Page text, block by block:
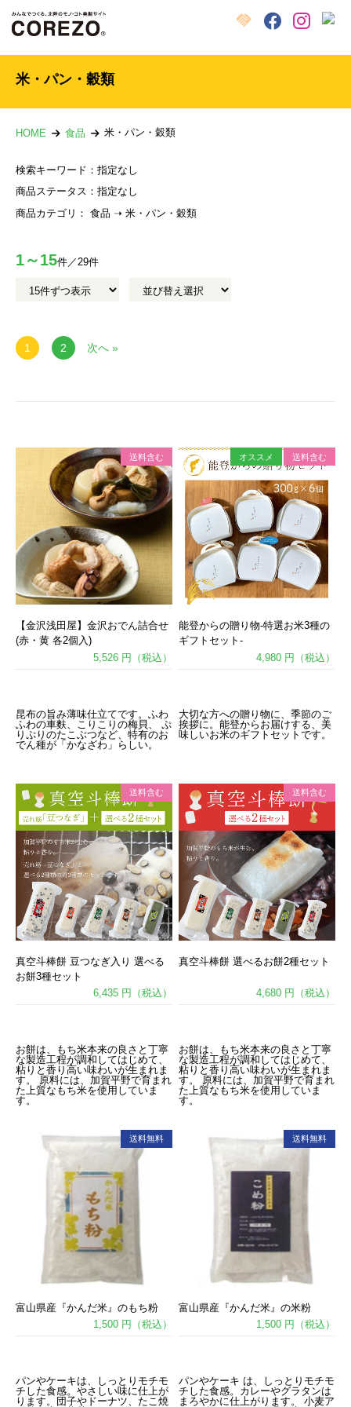
クラウドファンディング
FacebookInstagram
X
米・パン・穀類
HOME 食品 米・パン・穀類
検索キーワード： 指定なし
商品ステータス： 指定なし
商品カテゴリ： 食品 ➝ 米・パン・穀類
1～15件／29件
1 2 次へ »
送料含む
【金沢浅田屋】金沢おでん詰合せ
(赤・黄 各2個入)
5,526 円（税込）
昆布の旨み薄味仕立てです。ふわ
ふわの車麩、こりこりの梅貝、 ぷ
りぷりのたこぶつなど、特有のお
でん種が「かなざわ」らしい。
オススメ 送料含む
能登からの贈り物-特選お米3種の
ギフトセット-
4,980 円（税込）
大切な方への贈り物に、季節のご
挨拶に。能登からお届けする、美
味しいお米のギフトセットです。
送料含む
真空斗棒餅 豆つなぎ入り 選べる
お餅3種セット
6,435 円（税込）
お餅は、もち米本来の良さと丁寧
な製造工程が調和してはじめて、
粘りと香り高い味わいが生まれま
す。 原料には、加賀平野で育まれ
た上質なもち米を使用していま
す。
送料含む
真空斗棒餅 選べるお餅2種セット
4,680 円（税込）
お餅は、もち米本来の良さと丁寧
な製造工程が調和してはじめて、
粘りと香り高い味わいが生まれま
す。 原料には、加賀平野で育まれ
た上質なもち米を使用していま
す。
送料無料
富山県産『かんだ米』のもち粉
1,500 円（税込）
パンやケーキは、しっとりモチモ
チした食感。やさしい味に仕上が
ります。団子やドーナツ、たこ焼
送料無料
富山県産『かんだ米』の米粉
1,500 円（税込）
パンやケーキ は、しっとりモチモ
チした食感。カレーやグラタンは
まろやかに仕上がります。 小麦ア